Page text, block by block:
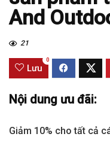
And
21
Lưu
0
Nội dung ưu đãi:
Giảm 10% cho tất cả